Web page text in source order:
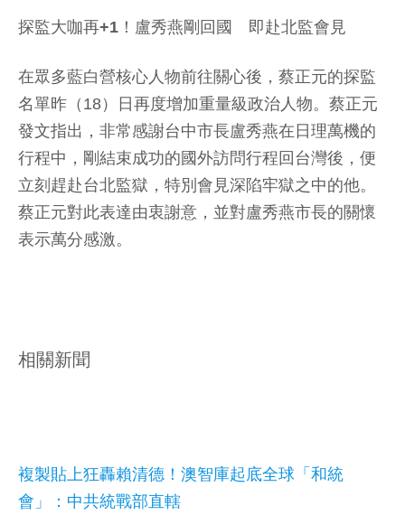
探監大咖再+1！盧秀燕剛回國 即赴北監會見
在眾多藍白營核心人物前往關心後，蔡正元的探監
名單昨（18）日再度增加重量級政治人物。蔡正元
發文指出，非常感謝台中市長盧秀燕在日理萬機的
行程中，剛結束成功的國外訪問行程回台灣後，便
立刻趕赴台北監獄，特別會見深陷牢獄之中的他。
蔡正元對此表達由衷謝意，並對盧秀燕市長的關懷
表示萬分感激。
相關新聞
複製貼上狂轟賴清德！澳智庫起底全球「和統
會」：中共統戰部直轄